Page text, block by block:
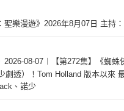
聖樂漫遊》2026年8月07日 主持
2026-08-07︱【第272集】《蜘
劇透）！Tom Holland 版本以來
、諾少